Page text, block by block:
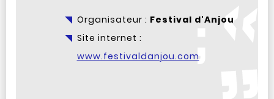
Organisateur : Festival d'Anjou
Site internet :
www.festivaldanjou.com